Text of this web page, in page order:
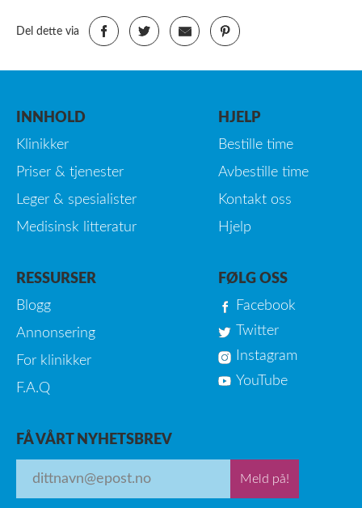
Del dette via
INNHOLD
Klinikker
Priser & tjenester
Leger & spesialister
Medisinsk litteratur
HJELP
Bestille time
Avbestille time
Kontakt oss
Hjelp
RESSURSER
Blogg
Annonsering
For klinikker
F.A.Q
FØLG OSS
Facebook
Twitter
Instagram
YouTube
FÅ VÅRT NYHETSBREV
Meld på!